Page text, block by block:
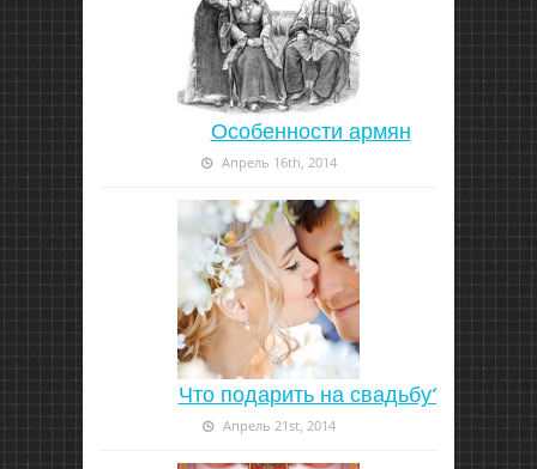
Особенности армян
Апрель 16th, 2014
Что подарить на свадьбу?
Апрель 21st, 2014